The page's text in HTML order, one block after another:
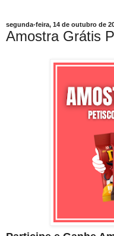
segunda-feira, 14 de outubro de
Amostra Grátis